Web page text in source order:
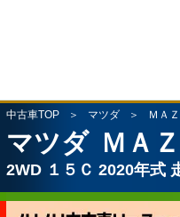
中古車TOP マツダ ＭＡ
マツダ ＭＡ
2WD １５Ｃ 2020年式